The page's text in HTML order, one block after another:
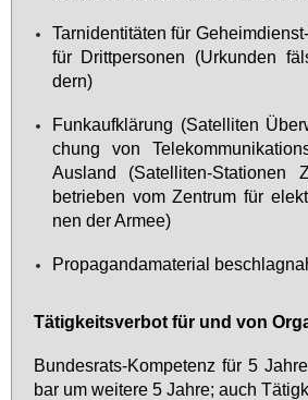
Tar­n­iden­ti­tä­ten für
für Dritt­per­so­nen (Ur­kun­den
dern)
Funk­auf­klä­rung (Sa­tel­li­ten
chung von
Aus­land (Sa­tel­li­ten-Sta­tio­nen
be­trie­ben vom Zen­trum für
nen der Ar­mee)
Pro­pa­gan­da­ma­te­ri­al
Tä­tig­keits­ver­bot für und von
Bun­des­rats-Kom­pe­tenz für 5
bar um wei­te­re 5 Jah­re; auch